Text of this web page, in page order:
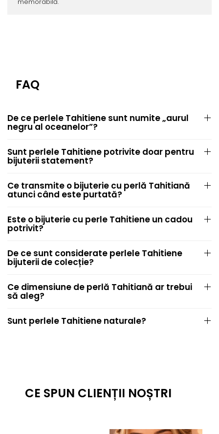
memorabilă.
FAQ
De ce perlele Tahitiene sunt numite „aurul
negru al oceanelor”?
Sunt perlele Tahitiene potrivite doar pentru
bijuterii statement?
Ce transmite o bijuterie cu perlă Tahitiană
atunci când este purtată?
Este o bijuterie cu perle Tahitiene un cadou
potrivit?
De ce sunt considerate perlele Tahitiene
bijuterii de colecție?
Ce dimensiune de perlă Tahitiană ar trebui
să aleg?
Sunt perlele Tahitiene naturale?
CE SPUN CLIENȚII NOȘTRI